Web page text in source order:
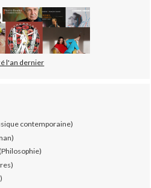
l'an dernier
contemporaine)